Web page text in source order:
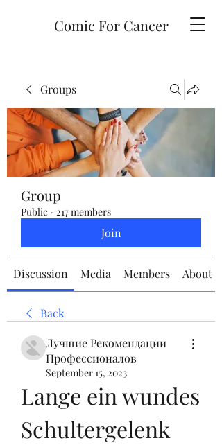
Comic For Cancer
Groups
Group
Public · 217 members
Join
Discussion Media Members About
Back
Лучшие Рекомендации
Профессионалов
September 15, 2023
Lange ein wundes
Schultergelenk